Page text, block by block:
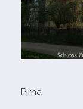
Pirna